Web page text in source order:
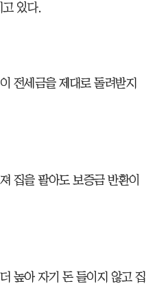
있다.
전세금을 제대로 돌려받지
집을 팔아도 보증금 반환이
높아 자기 돈 들이지 않고 집